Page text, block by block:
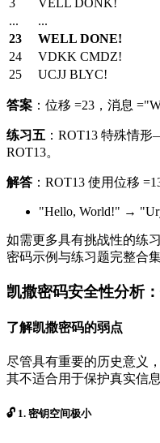
...
...
23
WELL DONE!
24
VDKK CMDZ!
25
UCJJ BLYC!
答案 ：位移 =23，消息
练习五 ：ROT13 特殊情
ROT13。
解答 ：ROT13 使用位移
"Hello, World!" →
如需更多具有挑战性的练
密码示例与练习题完整合集
凯撒密码安全性分析
了解凯撒密码的弱点
尽管具有重要的历史意义
其不适合用于保护真实信息
🔓 1. 密钥空间极小